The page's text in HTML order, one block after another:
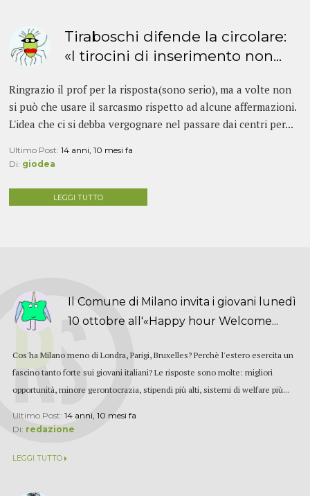
Tiraboschi difende la circolare:
«I tirocini di inserimento non...
Ringrazio il prof per la risposta(sono serio), ma a volte non
si può che usare il sarcasmo rispetto ad alcune affermazioni.
L'idea che ci si debba vergognare nel passare dai centri per...
Ultimo Post:14 anni, 10 mesi fa
Di: giodea
LEGGI TUTTO
Il Comune di Milano invita i giovani lunedì
10 ottobre all'«Happy hour Welcome...
Cos'ha Milano meno di Londra, Parigi, Bruxelles? Perchè l'estero esercita un
fascino tanto forte sui giovani italiani? Le risposte sono molte: migliori
opportunità, minore gerontocrazia, stipendi più alti, sistemi di welfare più...
Ultimo Post: 14 anni, 10 mesi fa
Di: redazione
LEGGI TUTTO